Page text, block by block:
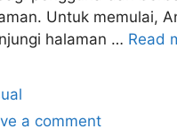
Untuk memulai,
halaman … Read
a comment